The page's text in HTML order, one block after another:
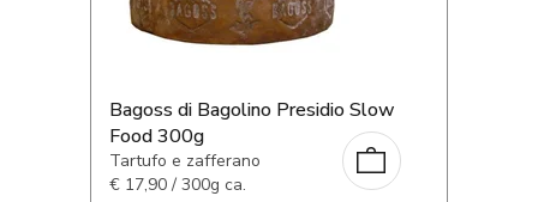
Bagoss di Bagolino Presidio Slow
Food 300g
Tartufo e zafferano
€ 17,90 / 300g ca.